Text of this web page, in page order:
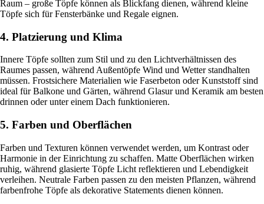
Raum – große Töpfe können als Blickfang dienen, während kleine
Töpfe sich für Fensterbänke und Regale eignen.
4. Platzierung und Klima
Innere Töpfe sollten zum Stil und zu den Lichtverhältnissen des
Raumes passen, während Außentöpfe Wind und Wetter standhalten
müssen. Frostsichere Materialien wie Faserbeton oder Kunststoff sind
ideal für Balkone und Gärten, während Glasur und Keramik am besten
drinnen oder unter einem Dach funktionieren.
5. Farben und Oberflächen
Farben und Texturen können verwendet werden, um Kontrast oder
Harmonie in der Einrichtung zu schaffen. Matte Oberflächen wirken
ruhig, während glasierte Töpfe Licht reflektieren und Lebendigkeit
verleihen. Neutrale Farben passen zu den meisten Pflanzen, während
farbenfrohe Töpfe als dekorative Statements dienen können.